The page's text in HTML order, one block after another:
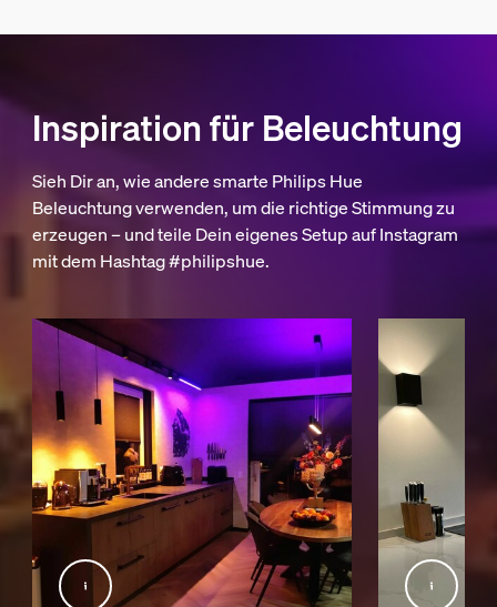
Inspiration für Beleuchtung
Sieh Dir an, wie andere smarte Philips Hue
Beleuchtung verwenden, um die richtige Stimmung zu
erzeugen – und teile Dein eigenes Setup auf Instagram
mit dem Hashtag #philipshue.